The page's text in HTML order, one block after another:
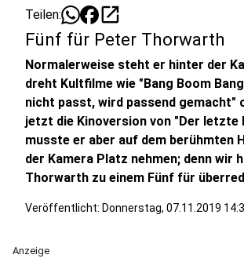
Teilen: open_in_new
Fünf für Peter Thorwarth
Normalerweise steht er hinter der
dreht Kultfilme wie "Bang Boom
nicht passt, wird passend gemacht"
jetzt die Kinoversion von "Der letzte
musste er aber auf dem berühmten
der Kamera Platz nehmen; denn wir
Thorwarth zu einem Fünf für
Veröffentlicht: Donnerstag, 07.11.2019
Anzeige